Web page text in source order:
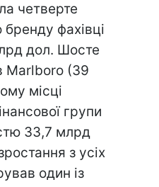
четверте
бренду фахівці
дол. Шосте
Marlboro (39
місці
групи
33,7 млрд
з усіх
один із